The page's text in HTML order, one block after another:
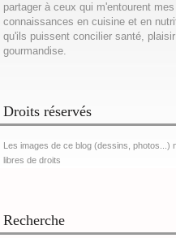
partager à ceux qui m'entourent mes
connaissances en cuisine et en
qu'ils puissent concilier santé,
gourmandise.
Droits réservés
Les images de ce blog (dessins, photos...)
libres de droits
Recherche